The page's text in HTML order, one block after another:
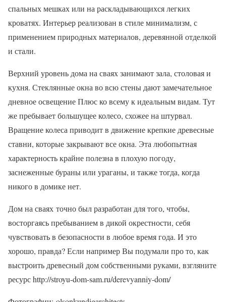
спальных мешках или на раскладывающихся легких
кроватях. Интерьер реализован в стиле минимализм, с
применением природных материалов, деревянной отделкой
и стали.
Верхний уровень дома на сваях занимают зала, столовая и
кухня. Стеклянные окна во всю стены дают замечательное
дневное освещение Плюс ко всему к идеальным видам. Тут
же пребывает большущее колесо, схожее на штурвал.
Вращение колеса приводит в движение крепкие древесные
ставни, которые закрывают все окна. Эта любопытная
характерность крайне полезна в плохую погоду,
заснеженные бураны или ураганы, и также тогда, когда
никого в домике нет.
Дом на сваях точно был разработан для того, чтобы,
восторгаясь пребыванием в дикой окрестности, себя
чувствовать в безопасности в любое время года. И это
хорошо, правда? Если например Вы подумали про то, как
выстроить древесный дом собственными руками, взгляните
ресурс http://stroyu-dom-sam.ru/derevyanniy-dom/